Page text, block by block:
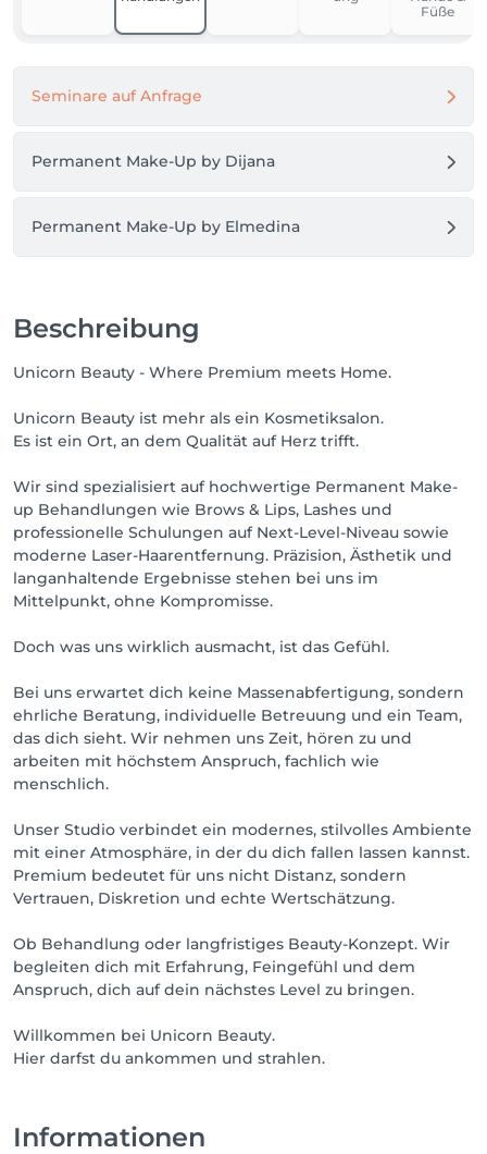
besonderes Angebot! Es lohnt sich also, regelmäßig
vorbeizuschauen.
buche dir deinen Termin.
Füße
Seminare auf Anfrage
Permanent Make-Up by Dijana
Permanent Make-Up by Elmedina
Beschreibung
Unicorn Beauty - Where Premium meets Home.
Unicorn Beauty ist mehr als ein Kosmetiksalon.
Es ist ein Ort, an dem Qualität auf Herz trifft.
Wir sind spezialisiert auf hochwertige Permanent Make-
up Behandlungen wie Brows & Lips, Lashes und
professionelle Schulungen auf Next-Level-Niveau sowie
moderne Laser-Haarentfernung. Präzision, Ästhetik und
langanhaltende Ergebnisse stehen bei uns im
Mittelpunkt, ohne Kompromisse.
Doch was uns wirklich ausmacht, ist das Gefühl.
Bei uns erwartet dich keine Massenabfertigung, sondern
ehrliche Beratung, individuelle Betreuung und ein Team,
das dich sieht. Wir nehmen uns Zeit, hören zu und
arbeiten mit höchstem Anspruch, fachlich wie
menschlich.
Unser Studio verbindet ein modernes, stilvolles Ambiente
mit einer Atmosphäre, in der du dich fallen lassen kannst.
Premium bedeutet für uns nicht Distanz, sondern
Vertrauen, Diskretion und echte Wertschätzung.
Ob Behandlung oder langfristiges Beauty-Konzept. Wir
begleiten dich mit Erfahrung, Feingefühl und dem
Anspruch, dich auf dein nächstes Level zu bringen.
Willkommen bei Unicorn Beauty.
Informationen